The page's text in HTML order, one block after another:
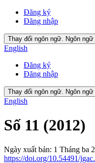
Đăng ký
Đăng nhập
Thay đổi ngôn ngữ. Ngôn ngữ
English
Đăng ký
Đăng nhập
Thay đổi ngôn ngữ. Ngôn ngữ
English
Số 11 (2012)
Ngày xuất bản: 1 Tháng ba
https://doi.org/10.54491/